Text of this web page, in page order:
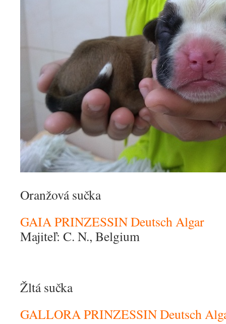
Oranžová sučka
GAIA PRINZESSIN Deutsch Algar
Majiteľ: C. N., Belgium
Žltá sučka
GALLORA PRINZESSIN Deutsch